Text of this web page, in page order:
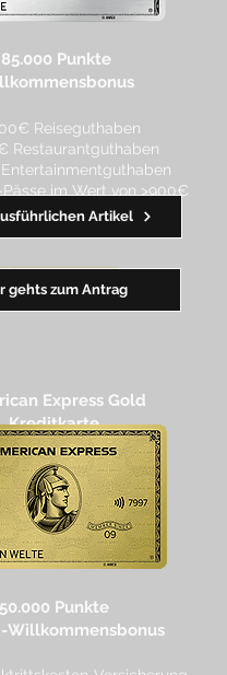
85.000 Punkte
Reiseguthaben
Restaurantguthaben
im Wert von >900€
━━━━━
Artikel
gehts zum Antrag
Express Gold
Kreditkarte
50.000 Punkte
Willkommensbonus